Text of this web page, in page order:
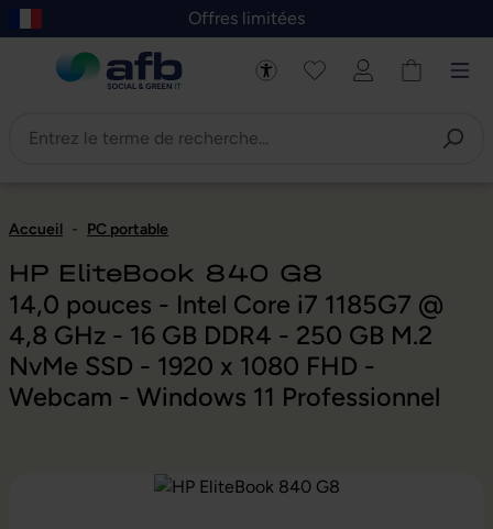
au contenu principal
Skip to B2B platform navigation
Offres limitées
Accueil - PC portable
HP EliteBook 840 G8
14,0 pouces - Intel Core i7 1185G7 @
4,8 GHz - 16 GB DDR4 - 250 GB M.2
NvMe SSD - 1920 x 1080 FHD -
Webcam - Windows 11 Professionnel
Ignorer la galerie d'images